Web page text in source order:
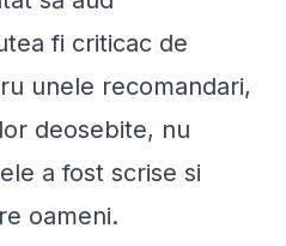
fi criticac de
unele recomandari,
deosebite, nu
a fost scrise si
oameni.